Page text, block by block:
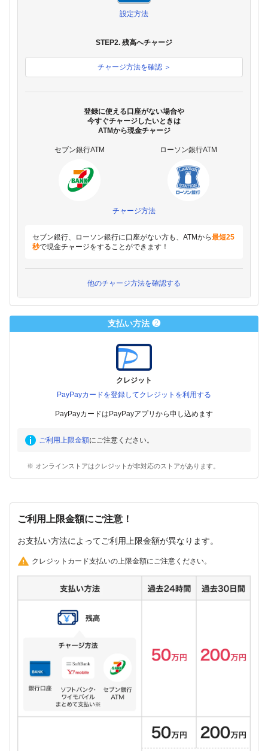
設定方法
STEP2. 残高へチャージ
チャージ方法を確認 ＞
登録に使える口座がない場合や
今すぐチャージしたいときは
ATMから現金チャージ
セブン銀行ATM ローソン銀行ATM
チャージ方法
セブン銀行、ローソン銀行に口座がない方も、ATMから最短25
秒で現金チャージをすることができます！
他のチャージ方法を確認する
支払い方法 ❷
クレジット
PayPayカードを登録してクレジットを利用する
PayPayカードはPayPayアプリから申し込めます
ご利用上限金額にご注意ください。
※ オンラインストアはクレジットが非対応のストアがあります。
ご利用上限金額にご注意！
お支払い方法によってご利用上限金額が異なります。
クレジットカード支払いの上限金額にご注意ください。